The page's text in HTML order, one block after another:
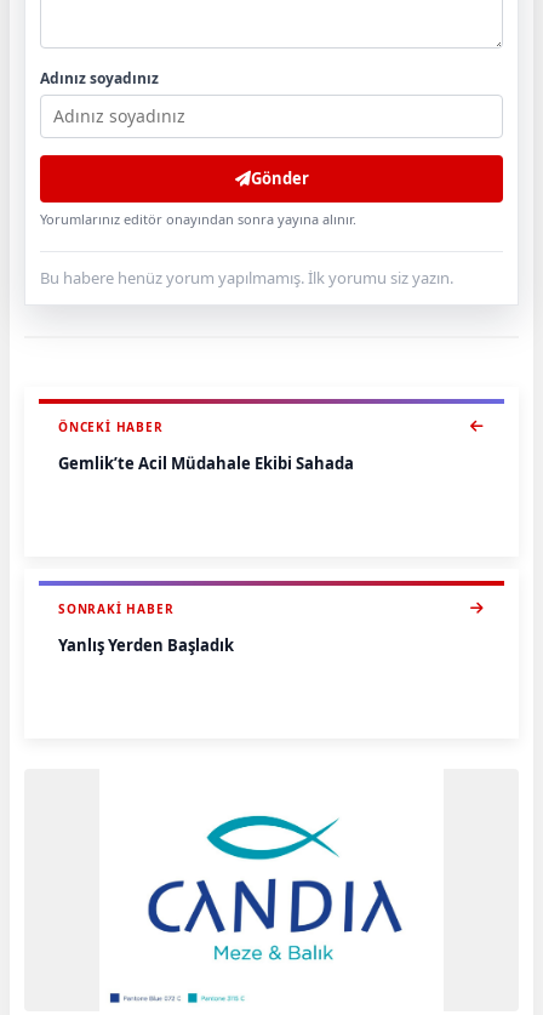
Adınız soyadınız
Gönder
Yorumlarınız editör onayından sonra yayına alınır.
Bu habere henüz yorum yapılmamış. İlk yorumu siz yazın.
ÖNCEKI HABER
Gemlik’te Acil Müdahale Ekibi Sahada
SONRAKI HABER
Yanlış Yerden Başladık